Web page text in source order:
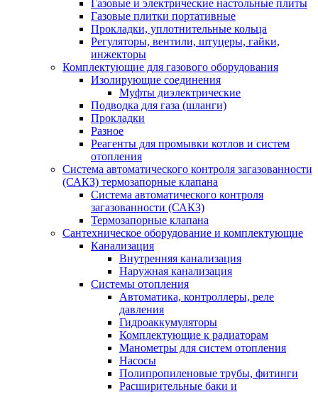
Газовые и электрические настольные плиты
Газовые плитки портативные
Прокладки, уплотнительные кольца
Регуляторы, вентили, штуцеры, гайки,
инжекторы
Комплектующие для газового оборудования
Изолирующие соединения
Муфты диэлектрические
Подводка для газа (шланги)
Прокладки
Разное
Реагенты для промывки котлов и систем
отопления
Система автоматического контроля загазованности
(САКЗ) термозапорные клапана
Система автоматического контроля
загазованности (САКЗ)
Термозапорные клапана
Сантехническое оборудование и комплектующие
Канализация
Внутренняя канализация
Наружная канализация
Системы отопления
Автоматика, контроллеры, реле
давления
Гидроаккумуляторы
Комплектующие к радиаторам
Манометры для систем отопления
Насосы
Полипропиленовые трубы, фитинги
Расширительные баки и